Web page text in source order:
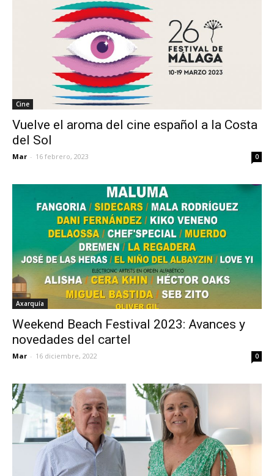
Cine
Vuelve el aroma del cine español a la Costa
del Sol
Mar - 16 febrero, 2023 0
Axarquía
Weekend Beach Festival 2023: Avances y
novedades del cartel
Mar - 16 diciembre, 2022 0